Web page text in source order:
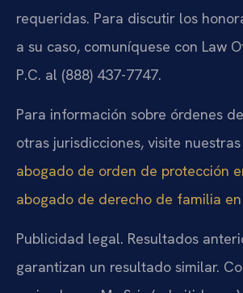
requeridas. Para discutir los
a su caso, comuníquese con Law
P.C. al (888) 437-7747.
Para información sobre órdenes
otras jurisdicciones, visite
abogado de orden de protección
abogado de derecho de familia
Publicidad legal. Resultados
garantizan un resultado similar.